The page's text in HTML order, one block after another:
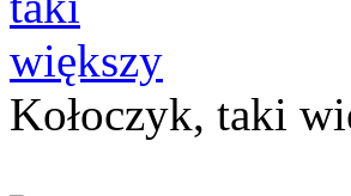
Kołoczyk, taki